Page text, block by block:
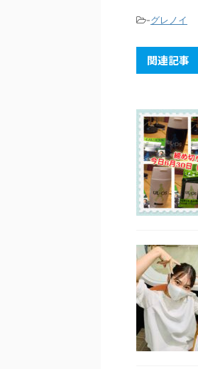
-グレノイ
関連記事